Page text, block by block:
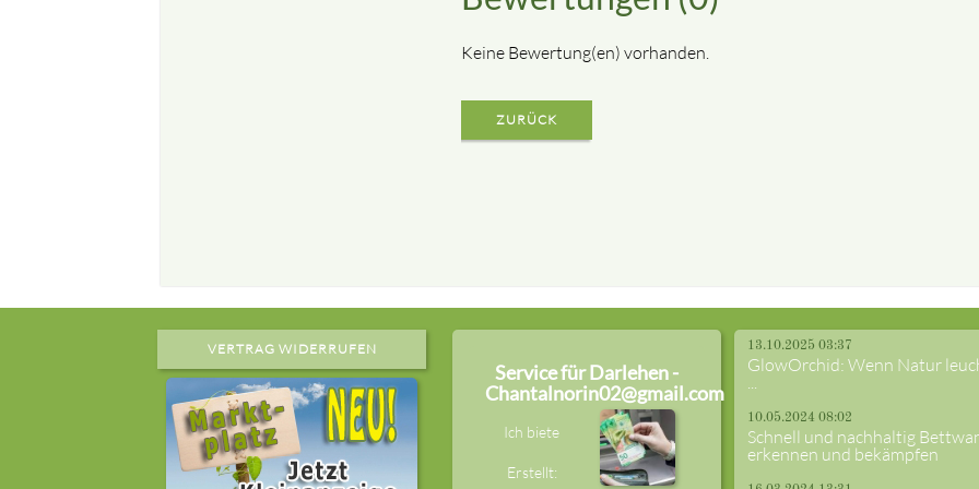
Keine Bewertung(en) vorhanden.
ZURÜCK
VERTRAG WIDERRUFEN
Service für Darlehen -
Chantalnorin02@gmail.com
Ich biete
Erstellt:
13.10.2025 03:37
GlowOrchid: Wenn Natur
...
10.05.2024 08:02
Schnell und nachhaltig
erkennen und bekämpfen